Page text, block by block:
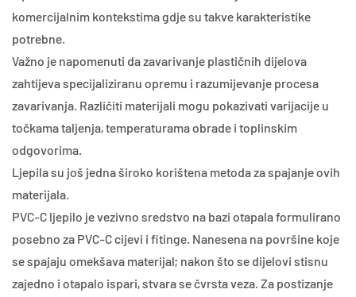
komercijalnim kontekstima gdje su takve karakteristike
potrebne.
Važno je napomenuti da zavarivanje plastičnih dijelova
zahtijeva specijaliziranu opremu i razumijevanje procesa
zavarivanja. Različiti materijali mogu pokazivati ​​varijacije u
točkama taljenja, temperaturama obrade i toplinskim
odgovorima.
Ljepila su još jedna široko korištena metoda za spajanje ovih
materijala.
PVC-C ljepilo je vezivno sredstvo na bazi otapala formulirano
posebno za PVC-C cijevi i fitinge. Nanesena na površine koje
se spajaju omekšava materijal; nakon što se dijelovi stisnu
zajedno i otapalo ispari, stvara se čvrsta veza. Za postizanje